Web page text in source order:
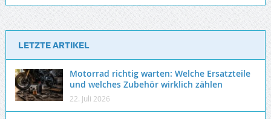
LETZTE ARTIKEL
Motorrad richtig warten: Welche Ersatzteile
und welches Zubehör wirklich zählen
22. Juli 2026